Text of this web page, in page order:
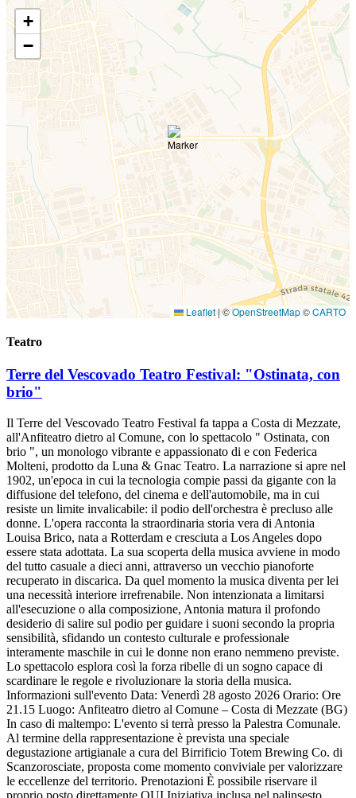
+
−
Leaflet |©OpenStreetMap©CARTO
Teatro
Terre del Vescovado Teatro Festival: "Ostinata, con
brio"
Il Terre del Vescovado Teatro Festival fa tappa a Costa di Mezzate,
all'Anfiteatro dietro al Comune, con lo spettacolo " Ostinata, con
brio ", un monologo vibrante e appassionato di e con Federica
Molteni, prodotto da Luna & Gnac Teatro. La narrazione si apre nel
1902, un'epoca in cui la tecnologia compie passi da gigante con la
diffusione del telefono, del cinema e dell'automobile, ma in cui
resiste un limite invalicabile: il podio dell'orchestra è precluso alle
donne. L'opera racconta la straordinaria storia vera di Antonia
Louisa Brico, nata a Rotterdam e cresciuta a Los Angeles dopo
essere stata adottata. La sua scoperta della musica avviene in modo
del tutto casuale a dieci anni, attraverso un vecchio pianoforte
recuperato in discarica. Da quel momento la musica diventa per lei
una necessità interiore irrefrenabile. Non intenzionata a limitarsi
all'esecuzione o alla composizione, Antonia matura il profondo
desiderio di salire sul podio per guidare i suoni secondo la propria
sensibilità, sfidando un contesto culturale e professionale
interamente maschile in cui le donne non erano nemmeno previste.
Lo spettacolo esplora così la forza ribelle di un sogno capace di
scardinare le regole e rivoluzionare la storia della musica.
Informazioni sull'evento Data: Venerdì 28 agosto 2026 Orario: Ore
21.15 Luogo: Anfiteatro dietro al Comune – Costa di Mezzate (BG)
In caso di maltempo: L'evento si terrà presso la Palestra Comunale.
Al termine della rappresentazione è prevista una speciale
degustazione artigianale a cura del Birrificio Totem Brewing Co. di
Scanzorosciate, proposta come momento conviviale per valorizzare
le eccellenze del territorio. Prenotazioni È possibile riservare il
proprio posto direttamente QUI Iniziativa inclusa nel palinsesto